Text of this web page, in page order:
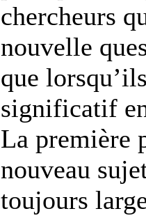
chercheurs
nouvelle
que
significatif
La première
nouveau
toujours